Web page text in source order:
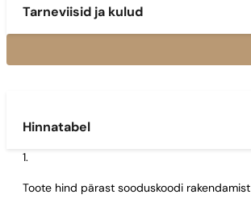
Tarneviisid ja kulud
Hinnatabel
Toote hind pärast sooduskoodi rakendamist